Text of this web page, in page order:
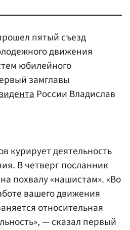
пятый съезд
движения
юбилейного
замглавы
России Владислав
курирует деятельность
В четверг посланник
похвалу «нашистам». «Во
вашего движения
относительная
— сказал первый